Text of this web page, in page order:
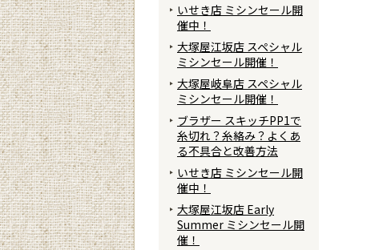
いせき店 ミシンセール開
催中！
大塚屋江坂店 スペシャル
ミシンセール開催！
大塚屋岐阜店 スペシャル
ミシンセール開催！
ブラザー スキッチPP1で
糸切れ？糸絡み？よくあ
る不具合と改善方法
いせき店 ミシンセール開
催中！
大塚屋江坂店 Early
Summer ミシンセール開
催！